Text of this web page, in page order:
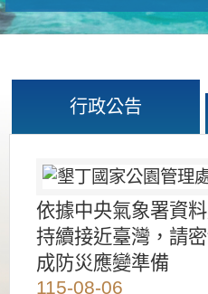
行政公告
依據中央氣象署資
持續接近臺灣，請
成防災應變準備
115-08-06